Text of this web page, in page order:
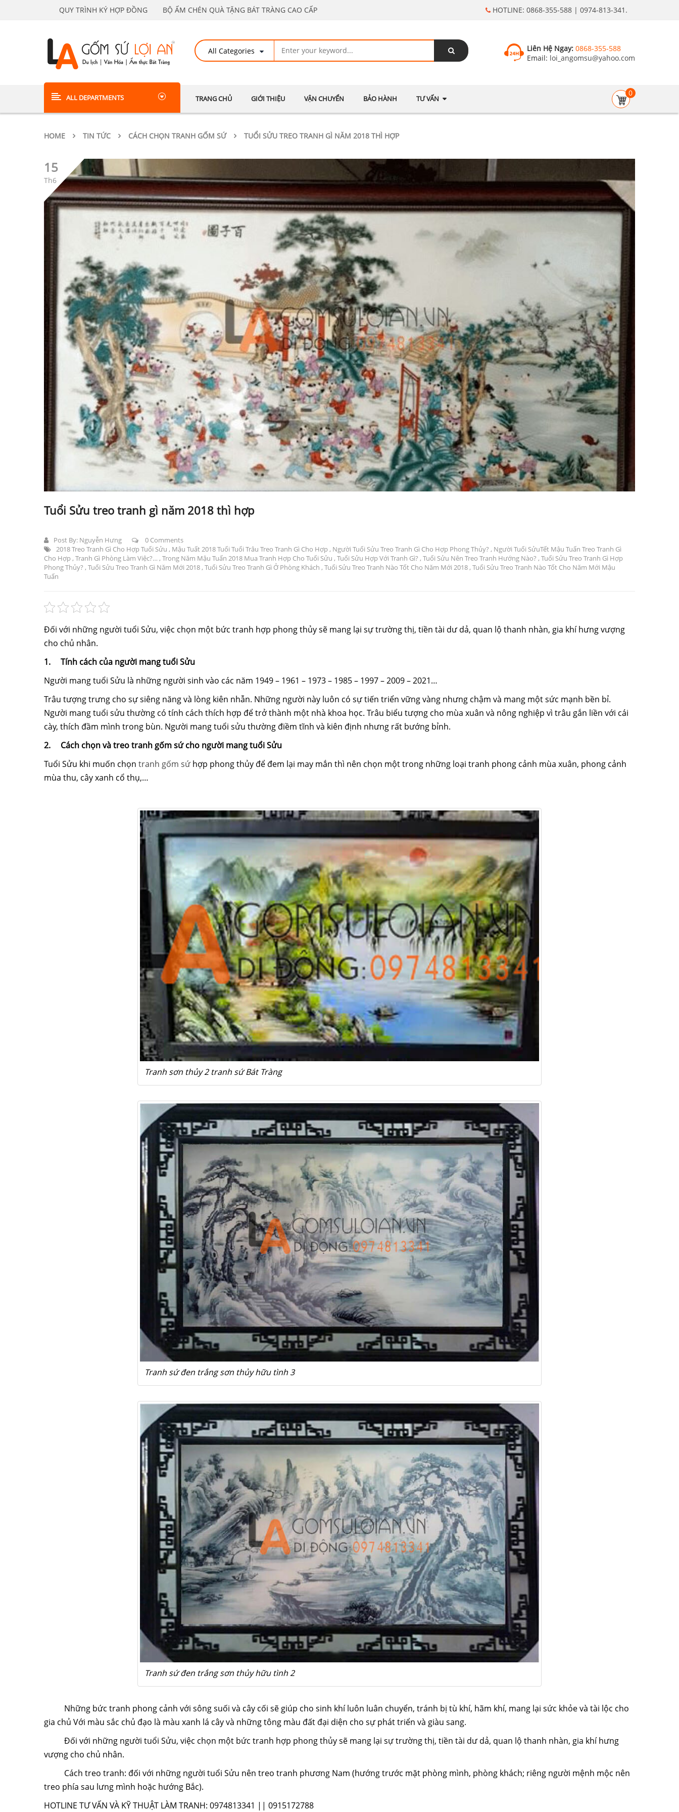
QUY TRÌNH KÝ HỢP ĐỒNG BỘ ẤM CHÉN QUÀ TẶNG BÁT TRÀNG CAO CẤP HOTLINE: 0868-355-588 | 0974-813-341.
Liên Hệ Ngay: 0868-355-588
Email: loi_angomsu@yahoo.com
ALL DEPARTMENTS TRANG CHỦ GIỚI THIỆU VẬN CHUYỂN BẢO HÀNH TƯ VẤN
0
HOME TIN TỨC CÁCH CHỌN TRANH GỐM SỨ TUỔI SỬU TREO TRANH GÌ NĂM 2018 THÌ HỢP
15
Th6
Tuổi Sửu treo tranh gì năm 2018 thì hợp
Post By: Nguyễn Hưng
0 Comments
2018 Treo Tranh Gì Cho Hợp Tuổi Sửu , Mậu Tuất 2018 Tuổi Tuổi Trâu Treo Tranh Gì Cho Hợp, Người Tuổi Sửu Treo Tranh Gì Cho Hợp Phong Thủy? , Người Tuổi SửuTết Mậu Tuấn Treo Tranh Gì
Cho Hợp, Tranh Gì Phòng Làm Việc?… , Trong Năm Mậu Tuấn 2018 Mua Tranh Hợp Cho Tuổi Sửu , Tuổi Sửu Hợp Với Tranh Gì? , Tuổi Sửu Nên Treo Tranh Hướng Nào? , Tuổi Sửu Treo Tranh Gì Hợp
Phong Thủy? , Tuổi Sửu Treo Tranh Gì Năm Mới 2018, Tuổi Sửu Treo Tranh Gì Ở Phòng Khách , Tuổi Sửu Treo Tranh Nào Tốt Cho Năm Mới 2018, Tuổi Sửu Treo Tranh Nào Tốt Cho Năm Mới Mậu
Tuấn
Đối với những người tuổi Sửu, việc chọn một bức tranh hợp phong thủy sẽ mang lại sự trường thị, tiền tài dư dả, quan lộ thanh nhàn, gia khí hưng vượng
cho chủ nhân.
1. Tính cách của người mang tuổi Sửu
Người mang tuổi Sửu là những người sinh vào các năm 1949 – 1961 – 1973 – 1985 – 1997 – 2009 – 2021…
Trâu tượng trưng cho sự siêng năng và lòng kiên nhẫn. Những người này luôn có sự tiến triển vững vàng nhưng chậm và mang một sức mạnh bền bỉ.
Người mang tuổi sửu thường có tính cách thích hợp để trở thành một nhà khoa học. Trâu biểu tượng cho mùa xuân và nông nghiệp vì trâu gắn liền với cái
cày, thích đầm mình trong bùn. Người mang tuổi sửu thường điềm tĩnh và kiên định nhưng rất bướng bỉnh.
2. Cách chọn và treo tranh gốm sứ cho người mang tuổi Sửu
Tuổi Sửu khi muốn chọn tranh gốm sứ hợp phong thủy để đem lại may mắn thì nên chọn một trong những loại tranh phong cảnh mùa xuân, phong cảnh
mùa thu, cây xanh cổ thụ,…
Tranh sơn thủy 2 tranh sứ Bát Tràng
Tranh sứ đen trắng sơn thủy hữu tình 3
Tranh sứ đen trắng sơn thủy hữu tình 2
Những bức tranh phong cảnh với sông suối và cây cối sẽ giúp cho sinh khí luôn luân chuyển, tránh bị tù khí, hãm khí, mang lại sức khỏe và tài lộc cho
gia chủ Với màu sắc chủ đạo là màu xanh lá cây và những tông màu đất đại diện cho sự phát triển và giàu sang.
Đối với những người tuổi Sửu, việc chọn một bức tranh hợp phong thủy sẽ mang lại sự trường thị, tiền tài dư dả, quan lộ thanh nhàn, gia khí hưng
vượng cho chủ nhân.
Cách treo tranh: đối với những người tuổi Sửu nên treo tranh phương Nam (hướng trước mặt phòng mình, phòng khách; riêng người mệnh mộc nên
treo phía sau lưng mình hoặc hướng Bắc).
HOTLINE TƯ VẤN VÀ KỸ THUẬT LÀM TRANH: 0974813341 || 0915172788